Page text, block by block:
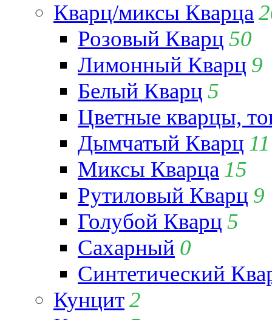
Кварц/миксы Кварца
Розовый Кварц 50
Лимонный Кварц 9
Белый Кварц 5
Цветные кварцы,
Дымчатый Кварц 11
Миксы Кварца 15
Рутиловый Кварц 9
Голубой Кварц 5
Сахарный 0
Синтетический
Кунцит2